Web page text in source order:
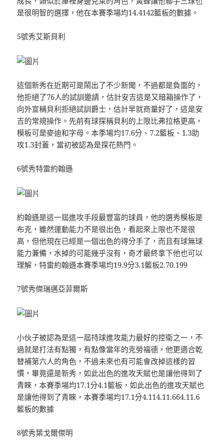
是很明智的選擇，他在本賽季場均14.4142籃板的數據。
5號秀艾斯貝利
這個新秀在近期可是鬧出了不少新聞，不過都是負面的，
他拒絕了76人的試訓邀請，估計安吉這是又暗箱操作了，
向外宣稱貝利拒絕試訓爵士，估計早就商量好了，這是安
吉的常規操作。先前有球探稱貝利的上限比弗拉格更高，
模板可是麥迪和字母。本季場均17.6分、7.2籃板、1.3助
攻1.3封蓋，當初被認為是探花熱門。
6號秀特雷約翰遜
約翰遜是這一屆進攻手段最豐富的球員，他的選秀模板是
布克，雖然運動能力不是很出色，看起來上限也不是很
高，但他現在已經是一個出色的得分手了，而且有球無球
能力兼備，水掉的可能幾乎沒有，奇才最終拿下他也可以
理解，特雷約翰遜本賽季場均19.9分3.1籃板2.70.199
7號秀傑瑞邁亞菲爾斯
小伙子被認為是這一屆持球進攻能力最好的控衛之一，不
過就是打法有點獨，有點像當年的克勞福德，他更適合乾
替補第六人的角色，不過未來也有可能會改掉這樣的習
慣，畢竟還是新秀，如此出色的進攻天賦也是讓他得到了
青睞，本賽季場均17.1分4.1籃板，如此出色的進攻天賦也
是讓他得到了青睞，本賽季場均17.1分4.114.11.664.11.6
籃板的數據
8號秀葉戈爾傑明